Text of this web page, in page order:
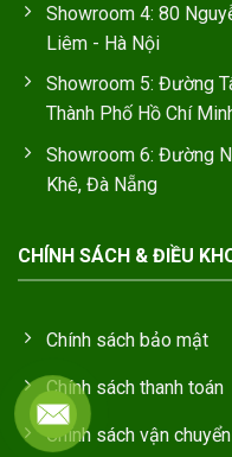
Showroom 4: 80
Liêm - Hà Nội
Showroom 5: Đường
Thành Phố Hồ Chí
Showroom 6: Đường
Khê, Đà Nẵng
CHÍNH SÁCH & ĐIỀU
Chính sách bảo mật
Chính sách thanh toán
Chính sách vận chuyển